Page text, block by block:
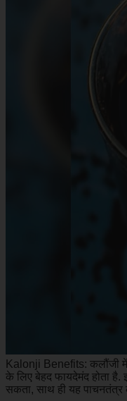
Kalonji Benefits: कलौंजी
के लिए बेहद फायदेमंद होता
सकता, साथ ही यह पाचनतंत्र